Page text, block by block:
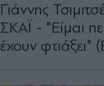
Γιάννης
ΣΚΑΪ - "Είμαι
έχουν φτιάξει"